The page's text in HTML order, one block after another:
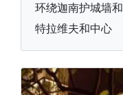
环绕迦南护城墙
特拉维夫和中心